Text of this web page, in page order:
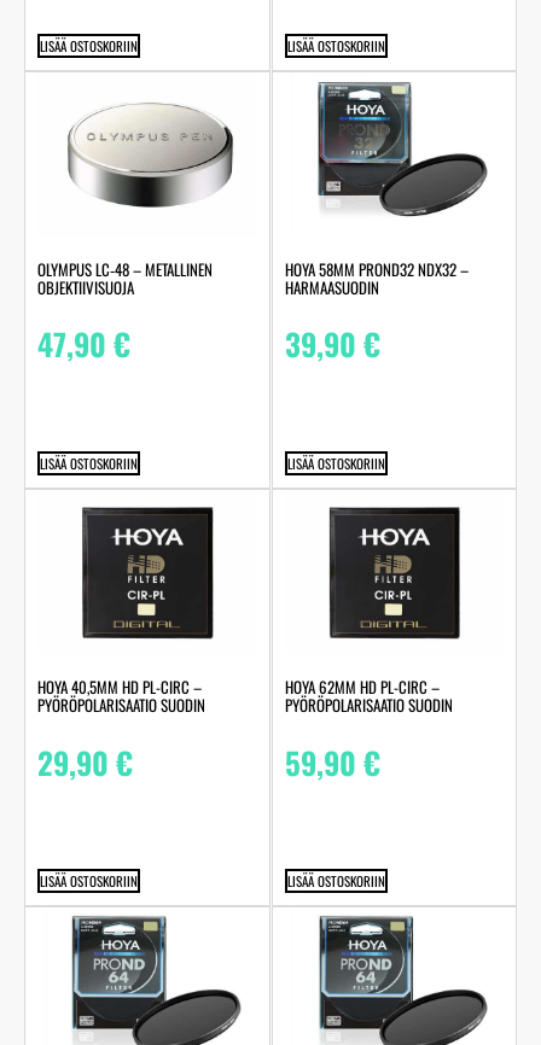
LISÄÄ OSTOSKORIIN LISÄÄ OSTOSKORIIN
OLYMPUS LC‑48 – METALLINEN
OBJEKTIIVISUOJA
47,90€
LISÄÄ OSTOSKORIIN
HOYA 58MM PROND32 NDX32 –
HARMAASUODIN
39,90€
LISÄÄ OSTOSKORIIN
HOYA 40,5MM HD PL-CIRC –
PYÖRÖPOLARISAATIO SUODIN
29,90€
LISÄÄ OSTOSKORIIN
HOYA 62MM HD PL-CIRC –
PYÖRÖPOLARISAATIO SUODIN
59,90€
LISÄÄ OSTOSKORIIN